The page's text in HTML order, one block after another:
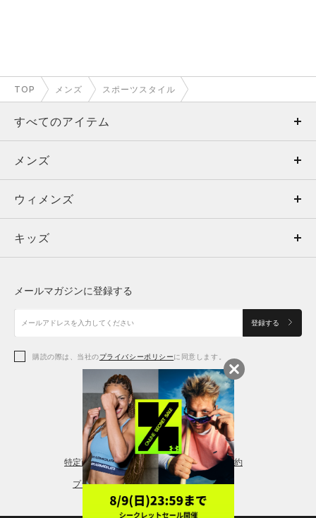
TOP メンズ スポーツスタイル
すべてのアイテム
メンズ
ウィメンズ
キッズ
アクセサリー
メンズ
トップス
ボトムス
アクセサリー
ウィメンズ
トップス
シューズ
アクセサリー
レギンス＆タイツ
キッズ
シューズ
メールマガジンに登録する
登録する
購読の際は、当社のプライバシーポリシーに同意します。
特定商取引法に基づく通販の表記 会員規約
プライバシーポリシー